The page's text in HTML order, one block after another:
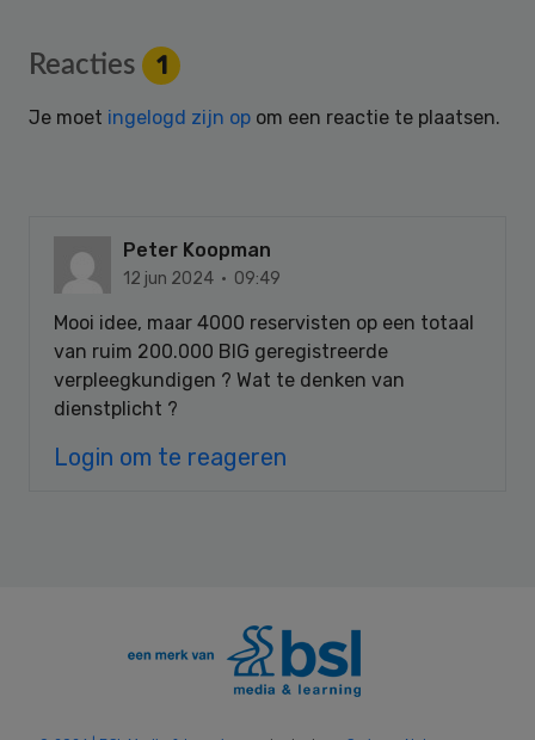
Reader
Interactions
Reacties 1
Je moet ingelogd zijn op om een reactie te plaatsen.
Peter Koopman
12 jun 2024 · 09:49
Mooi idee, maar 4000 reservisten op een totaal
van ruim 200.000 BIG geregistreerde
verpleegkundigen ? Wat te denken van
dienstplicht ?
Login om te reageren